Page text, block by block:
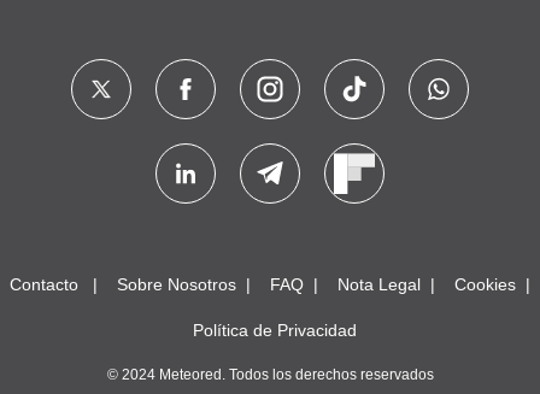
Contacto Sobre Nosotros FAQ Nota Legal Cookies
Política de Privacidad
© 2024 Meteored. Todos los derechos reservados